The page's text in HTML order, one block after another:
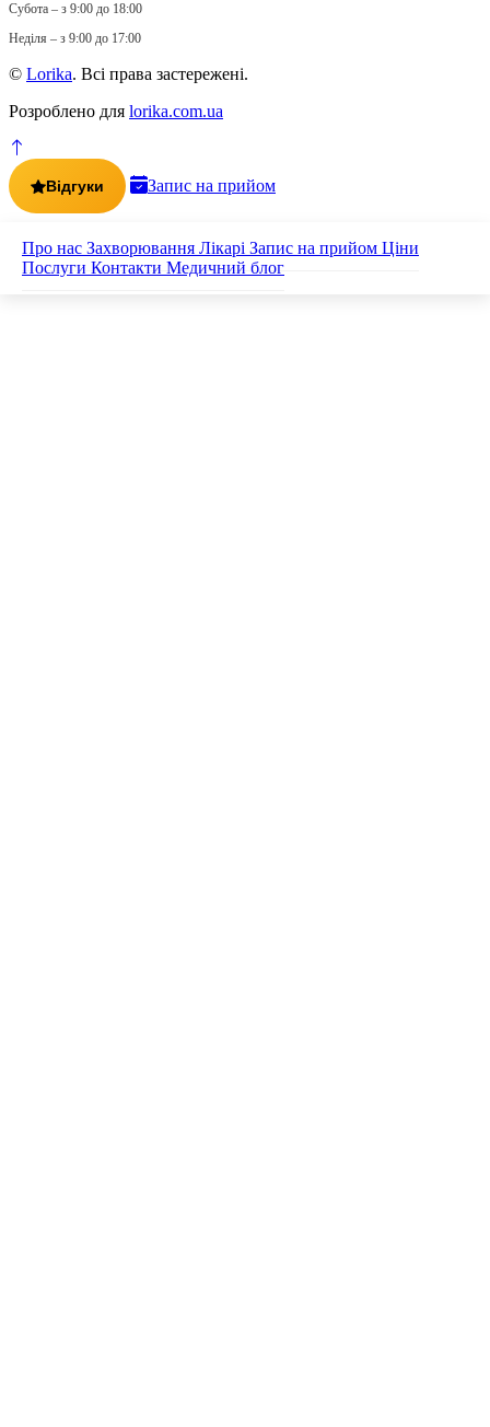
Про нас Захворювання Лікарі Запис на прийом Ціни
Послуги Контакти Медичний блог
Субота – з 9:00 до 18:00
Неділя – з 9:00 до 17:00
© Lorika. Всі права застережені.
Розроблено для lorika.com.ua
Відгуки Запис на прийом